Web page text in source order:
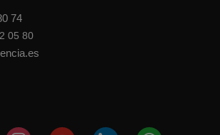
74
05 80